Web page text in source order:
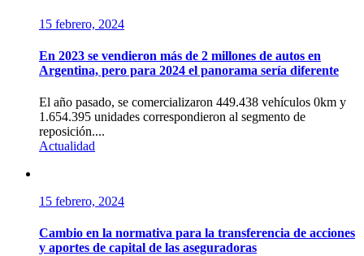
15 febrero, 2024
En 2023 se vendieron más de 2 millones de autos en
Argentina, pero para 2024 el panorama sería diferente
El año pasado, se comercializaron 449.438 vehículos 0km y
1.654.395 unidades correspondieron al segmento de
reposición....
Actualidad
15 febrero, 2024
Cambio en la normativa para la transferencia de acciones
y aportes de capital de las aseguradoras